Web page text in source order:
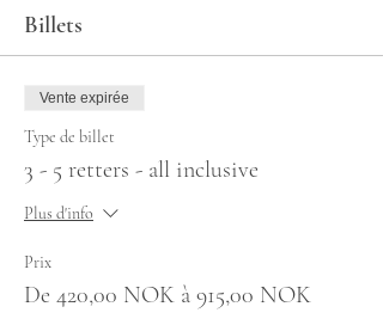
Billets
Vente expirée
Type de billet
3 - 5 retters - all inclusive
Plus d'info
Prix
De 420,00 NOK à 915,00 NOK